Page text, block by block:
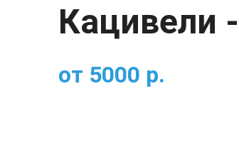
Кацивели
от 5000 р.